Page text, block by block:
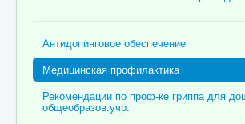
Об учреждении
Для пациента
Информация для специалистов
Антидопинговое обеспечение
Медицинская профилактика
Рекомендации по проф-ке гриппа для
общеобразов.учр.